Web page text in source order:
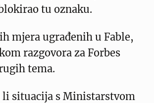
tu oznaku.
mjera ugrađenih u Fable,
razgovora za Forbes
tema.
li situacija s Ministarstvom